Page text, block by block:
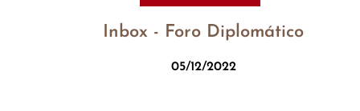
Inbox - Foro Diplomático
05/12/2022